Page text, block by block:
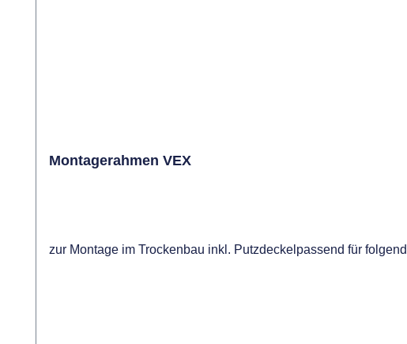
Montagerahmen VEX
zur Montage im Trockenbau inkl. Putzdeckelpassend für